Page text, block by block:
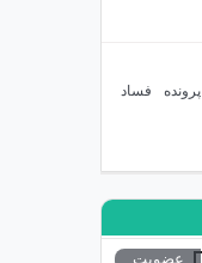
فساد